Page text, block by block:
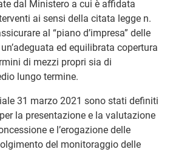
dal Ministero a cui è affidata
ai sensi della citata legge n.
al “piano d’impresa” delle
ed equilibrata copertura
di mezzi propri sia di
lungo termine.
31 marzo 2021 sono stati definiti
la presentazione e la valutazione
e l’erogazione delle
del monitoraggio delle